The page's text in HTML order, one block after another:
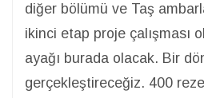
diğer bölümü ve Taş
ikinci etap proje çalışması
ayağı burada olacak. Bir
gerçekleştireceğiz. 400